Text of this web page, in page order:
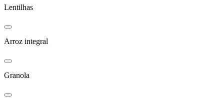
Lentilhas
Arroz integral
Granola